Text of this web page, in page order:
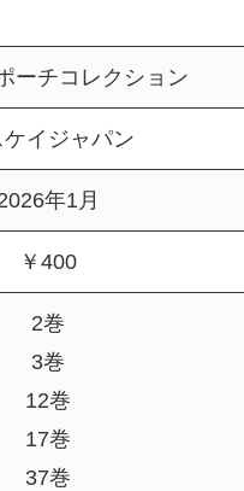
チコレクショ
ケイジャパン
年1月
￥400
2巻
3巻
12巻
17巻
37巻